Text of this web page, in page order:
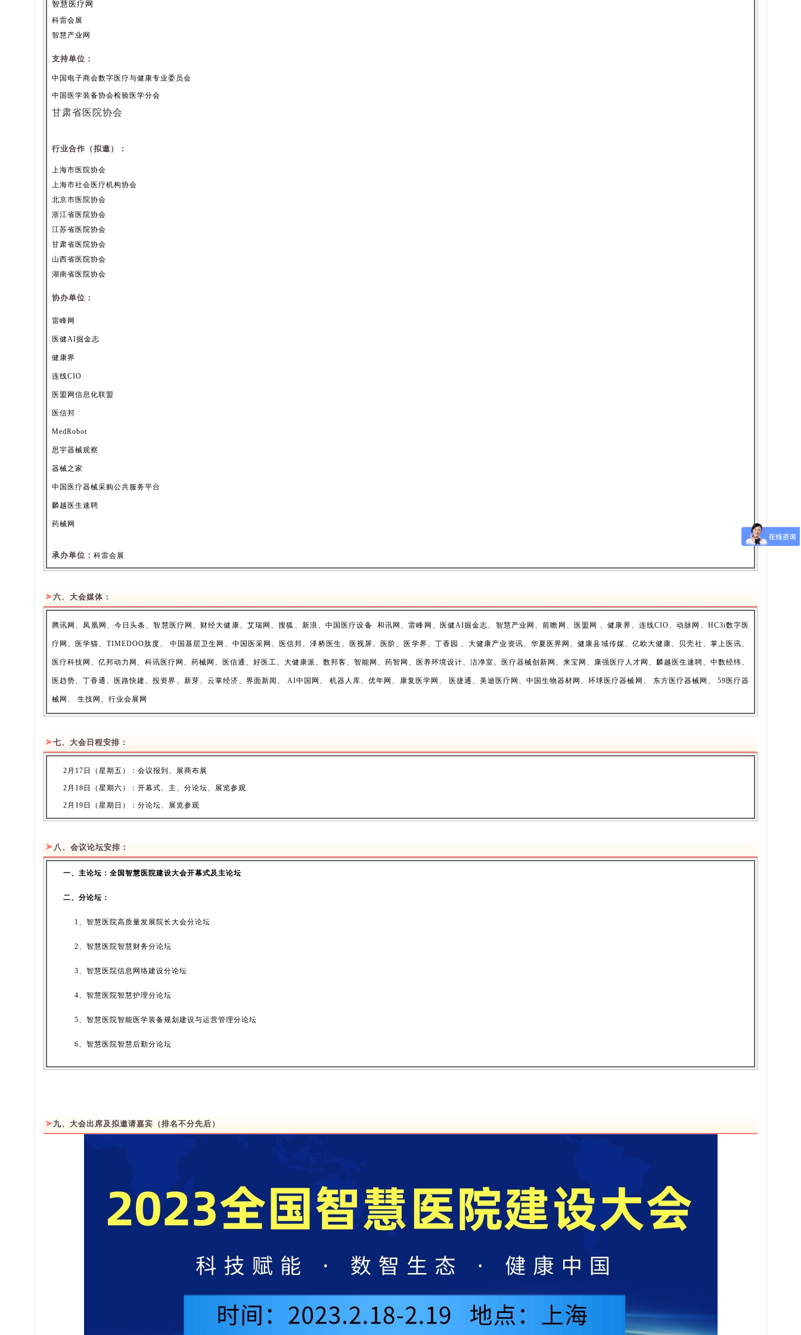
智慧医疗网
科雷会展
智慧产业网
支持单位：
中 国电子商会数字医疗与健康专业委员会
中国医学装备协会检验医学分会
甘肃省医院协会
行业合作（拟邀）：
上海市医院协会
上海市社会医疗机构协会
北京市医院协会
浙江省医院协会
江苏省医院协会
甘肃省医院协会
山西省医院协会
湖南省医院协会
协办单位：
雷峰 网
医健AI掘金志
健 康界
连线CIO
医 盟网信息化联盟
医信邦
MedRobot
思宇器械观察
器械之家
中 国医疗器械采购公共服务平台
麟越医生速聘
药械网
承办单位： 科雷会展
➤六、大会媒体：
腾讯网、凤凰网、今日头条、智慧医疗网、财经大健康、艾瑞网、搜狐、新浪、中国医疗设备 和讯网、雷峰网、医健AI掘金志、智慧产业网、前瞻网、医盟网 、健康界、连线CIO、动脉网、HC3i数字医
疗网、医学猫、TIMEDOO肽度、 中国基层卫生网、中国医采网、医信邦、泽桥医生、医视屏、医阶、医学界、丁香园 、大健康产业资讯、华夏医界网、健康县域传媒、亿欧大健康、贝壳社、掌上医讯、
医疗科技网、亿邦动力网、科讯医疗网、药械网、医信通、好医工、大健康派、数邦客、智能网、药智网、医养环境设计、洁净室、医疗器械创新网、来宝网、康强医疗人才网、麟越医生速聘、中数经纬、
医趋势、丁香通、医路快建、投资界、新芽、云掌经济、界面新闻、 AI中国网、 机器人库、优年网、康复医学网、 医捷通、美迪医疗网、中国生物器材网、环球医疗器械网、 东方医疗器械网、 59医疗器
械网、 生技网、行业会展网
➤七、大会日程安排：
2月17日 （ 星期五）：会议报到、展商布展
2月18日 （ 星期六）：开幕式、主、分论坛、展览参观
2月19日 （ 星期日）：分论坛、展览参观
➤ 八、 会议论坛安排：
一、主论坛：全国智慧医院建设大会开幕式及主论坛
二、分论坛：
1、智慧医院高质量发展院长大会分论坛
2、智慧医院智慧财务分论坛
3、智慧医院信息网络建设分论坛
4、智慧医院智慧护理分论坛
5、智慧医院智能医学装备规划建设与运营管理分论坛
6、智慧医院智慧后勤分论坛
➤ 九、大会出席及拟邀请嘉宾（排名不分先后）